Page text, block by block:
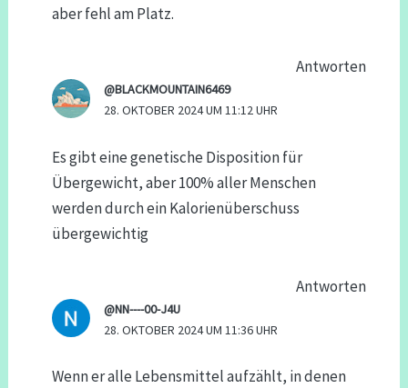
aber fehl am Platz.
Antworten
@BLACKMOUNTAIN6469
28. OKTOBER 2024 UM 11:12 UHR
Es gibt eine genetische Disposition für
Übergewicht, aber 100% aller Menschen
werden durch ein Kalorienüberschuss
übergewichtig
Antworten
@NN----00-J4U
28. OKTOBER 2024 UM 11:36 UHR
Wenn er alle Lebensmittel aufzählt, in denen